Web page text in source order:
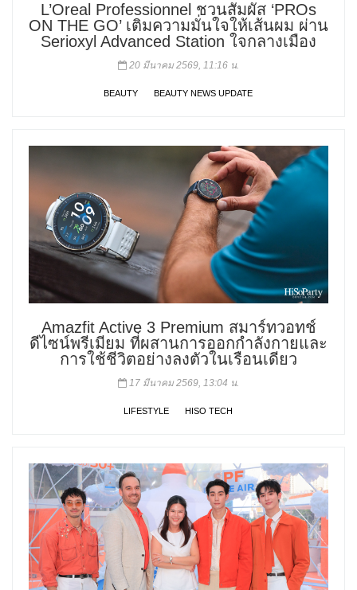
L’Oreal Professionnel ชวนสัมผัส ‘PROs
ON THE GO’ เติมความมั่นใจให้เส้นผม ผ่าน
Serioxyl Advanced Station ใจกลางเมือง
20 มีนาคม 2569, 11:16 น.
BEAUTY BEAUTY NEWS UPDATE
Amazfit Active 3 Premium สมาร์ทวอทช์
ดีไซน์พรีเมียม ที่ผสานการออกกำลังกายและ
การใช้ชีวิตอย่างลงตัวในเรือนเดียว
17 มีนาคม 2569, 13:04 น.
LIFESTYLE HISO TECH